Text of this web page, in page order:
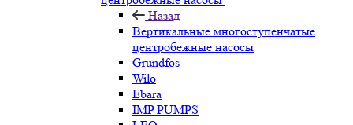
Назад
Вертикальные многоступенчатые
центробежные насосы
Grundfos
Wilo
Ebara
IMP PUMPS